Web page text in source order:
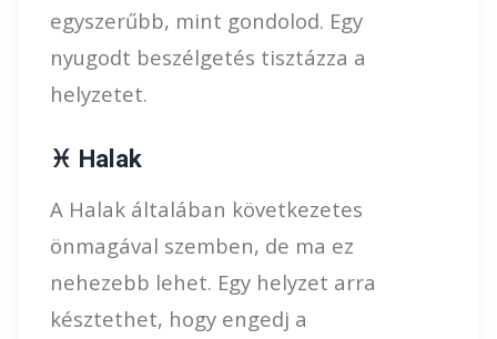
egyszerűbb, mint gondolod. Egy
nyugodt beszélgetés tisztázza a
helyzetet.
♓ Halak
A Halak általában következetes
önmagával szemben, de ma ez
nehezebb lehet. Egy helyzet arra
késztethet, hogy engedj a